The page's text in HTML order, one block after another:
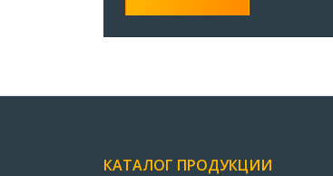
КАТАЛОГ ПРОДУКЦИИ